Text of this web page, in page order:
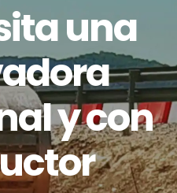
una
y con